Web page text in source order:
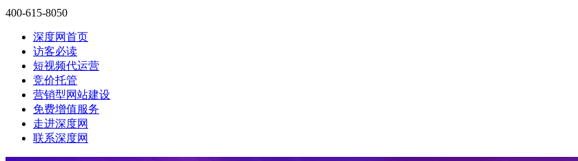
400-615-8050
深度网首页
访客必读
短视频代运营
竞价托管
营销型网站建设
免费增值服务
走进深度网
联系深度网